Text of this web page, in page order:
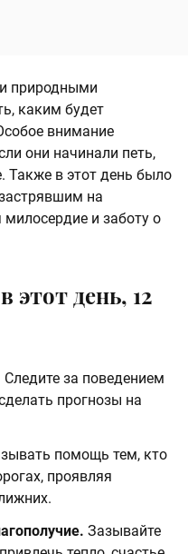
природными
каким будет
внимание
они начинали петь,
Также в этот день было
на
и заботу о
этот день, 12
Следите за поведением
прогнозы на
помощь тем, кто
проявляя
Зазывайте